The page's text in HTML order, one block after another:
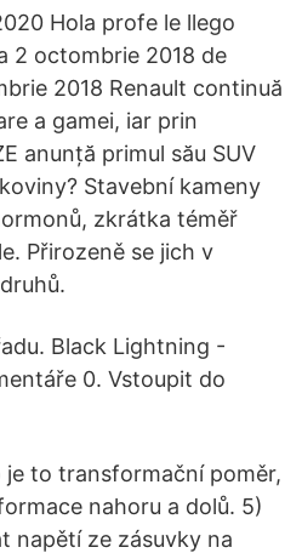
Hola profe le llego
2 octombrie 2018 de
2018 Renault continuă
a gamei, iar prin
anunță primul său SUV
Stavební kameny
zkrátka téměř
Přirozeně se jich v
Black Lightning -
0. Vstoupit do
je to transformační poměr,
nahoru a dolů. 5)
napětí ze zásuvky na